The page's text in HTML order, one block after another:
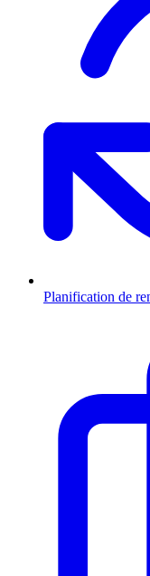
Planification de